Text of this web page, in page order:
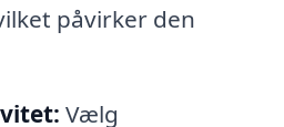
påvirker den
Vælg